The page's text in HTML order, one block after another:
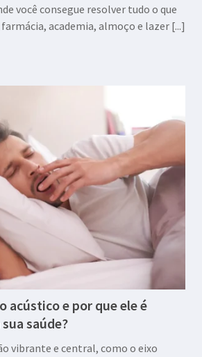
você consegue resolver tudo o que
academia, almoço e lazer [...]
acústico e por que ele é
saúde?
vibrante e central, como o eixo